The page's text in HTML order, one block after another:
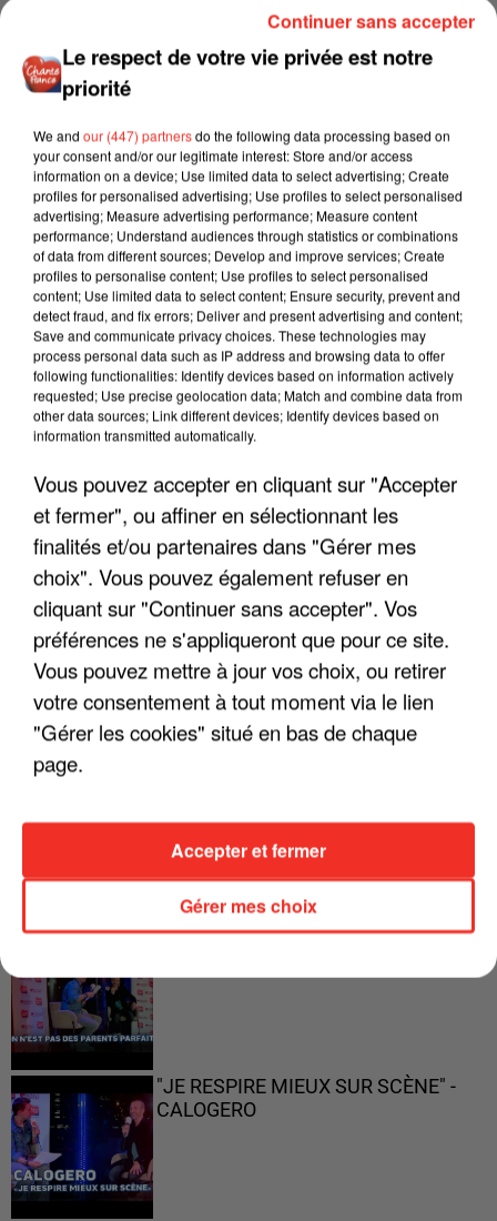
LES INTERVIEWS CHANTE
FRANCE
Voir plus
"JE SUIS À DISPOSITION DES
ENFOIRÉS"
"ON N'EST PAS DES PARENTS
"JE RESPIRE MIEUX SUR SCÈNE" -
CALOGERO
Le respect de votre vie privée est notre
priorité
We and our (447) partnersdo the following data processing based on
your consent and/or our legitimate interest: Store and/or access
information on a device; Use limited data to select advertising; Create
profiles for personalised advertising; Use profiles to select personalised
advertising; Measure advertising performance; Measure content
performance; Understand audiences through statistics or combinations
of data from different sources; Develop and improve services; Create
profiles to personalise content; Use profiles to select personalised
content; Use limited data to select content; Ensure security, prevent and
detect fraud, and fix errors; Deliver and present advertising and content;
Save and communicate privacy choices. These technologies may
process personal data such as IP address and browsing data to offer
following functionalities: Identify devices based on information actively
requested; Use precise geolocation data; Match and combine data from
other data sources; Link different devices; Identify devices based on
information transmitted automatically.
Vous pouvez accepter en cliquant sur "Accepter
et fermer", ou affiner en sélectionnant les
finalités et/ou partenaires dans "Gérer mes
choix". Vous pouvez également refuser en
cliquant sur "Continuer sans accepter". Vos
préférences ne s'appliqueront que pour ce site.
Vous pouvez mettre à jour vos choix, ou retirer
votre consentement à tout moment via le lien
"Gérer les cookies" situé en bas de chaque
page.
Gérer mes choix
Accepter et fermer
Continuer sans accepter